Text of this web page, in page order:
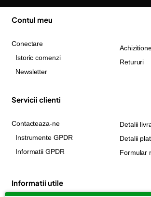
Contul meu
Conectare
Istoric comenzi
Newsletter
Retururi
Servicii clienti
Contacteaza-ne
Instrumente GPDR
Informatii GPDR
Detalii
Detalii
Formular
Informatii utile